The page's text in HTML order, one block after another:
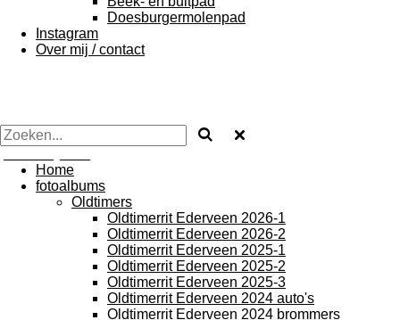
Doesburgermolenpad
Instagram
Over mij / contact
Home
fotoalbums
Oldtimers
Oldtimerrit Ederveen 2026-1
Oldtimerrit Ederveen 2026-2
Oldtimerrit Ederveen 2025-1
Oldtimerrit Ederveen 2025-2
Oldtimerrit Ederveen 2025-3
Oldtimerrit Ederveen 2024 auto's
Oldtimerrit Ederveen 2024 brommers